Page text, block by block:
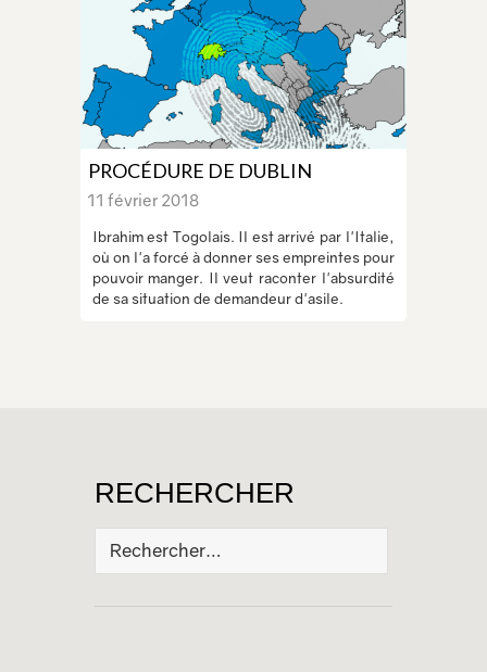
PROCÉDURE DE DUBLIN
11 février 2018
Ibrahim est Togolais. Il est arrivé par l'Italie,
où on l'a forcé à donner ses empreintes pour
pouvoir manger. Il veut raconter l'absurdité
de sa situation de demandeur d'asile.
RECHERCHER
Rechercher :